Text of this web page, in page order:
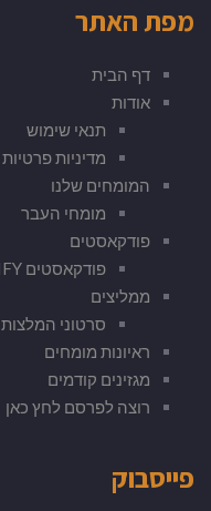
מפת האתר
דף הבית
אודות
תנאי שימוש
מדיניות פרטיות
המומחים שלנו
מומחי העבר
פודקאסטים
פודקאסטים SPOTIFY
ממליצים
סרטוני המלצות
ראיונות מומחים
מגזינים קודמים
רוצה לפרסם לחץ כאן
פייסבוק